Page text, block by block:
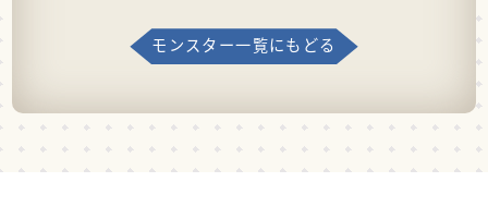
モンスター一覧にもどる